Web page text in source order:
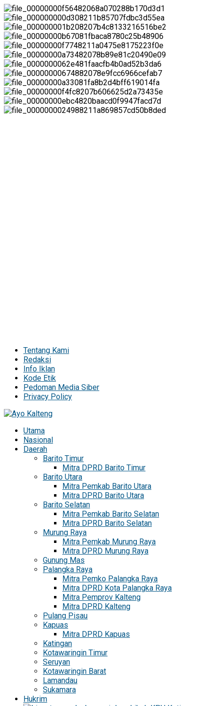
Tentang Kami
Redaksi
Info Iklan
Kode Etik
Pedoman Media Siber
Privacy Policy
Utama
Nasional
Daerah
Barito Timur
Mitra DPRD Barito Timur
Barito Utara
Mitra Pemkab Barito Utara
Mitra DPRD Barito Utara
Barito Selatan
Mitra Pemkab Barito Selatan
Mitra DPRD Barito Selatan
Murung Raya
Mitra Pemkab Murung Raya
Mitra DPRD Murung Raya
Gunung Mas
Palangka Raya
Mitra Pemko Palangka Raya
Mitra DPRD Kota Palangka Raya
Mitra Pemprov Kalteng
Mitra DPRD Kalteng
Pulang Pisau
Kapuas
Mitra DPRD Kapuas
Katingan
Kotawaringin Timur
Seruyan
Kotawaringin Barat
Lamandau
Sukamara
Hukrim